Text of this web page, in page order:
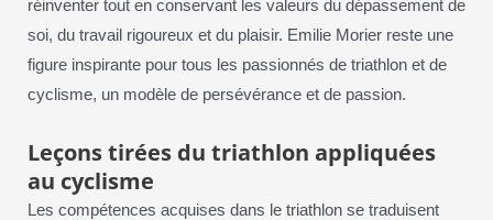
réinventer tout en conservant les valeurs du dépassement de
soi, du travail rigoureux et du plaisir. Emilie Morier reste une
figure inspirante pour tous les passionnés de triathlon et de
cyclisme, un modèle de persévérance et de passion.
Leçons tirées du triathlon appliquées
au cyclisme
Les compétences acquises dans le triathlon se traduisent